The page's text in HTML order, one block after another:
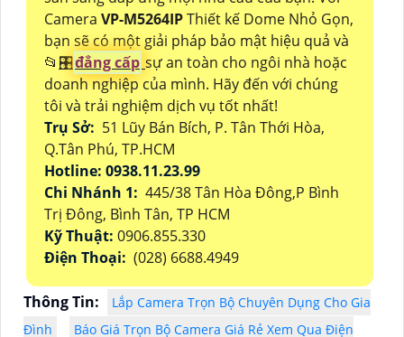
Camera VP-M5264IPThiết kế Dome Nhỏ Gọn,
bạn sẽ có một giải pháp bảo mật hiệu quả và
📂 🎛đẳng cấp sự an toàn cho ngôi nhà hoặc
doanh nghiệp của mình. Hãy đến với chúng
tôi và trải nghiệm dịch vụ tốt nhất!
Trụ Sở: 51 Lũy Bán Bích, P. Tân Thới Hòa,
Q.Tân Phú, TP.HCM
Hotline: 0938.11.23.99
Chi Nhánh 1: 445/38 Tân Hòa Đông,P Bình
Trị Đông, Bình Tân, TP HCM
Kỹ Thuật: 0906.855.330
Điện Thoại: (028) 6688.4949
Thông Tin:
Lắp Camera Trọn Bộ Chuyên Dụng Cho Gia
Đình
Báo Giá Trọn Bộ Camera Giá Rẻ Xem Qua Điện